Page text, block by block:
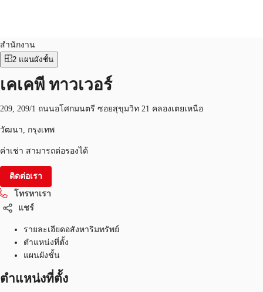
พื้นที่สำนักงาน
เฟล็กสเปซ
บทความที่น่าสนใจ
เกี่ยวกับ JLL
อสังหาริมทรัพย์ที่บันทึกไว้
TH
+6626246471 ติดต่อเรา
สำนักงาน
2 แผนผังชั้น
เคเคพี ทาวเวอร์
209, 209/1 ถนนอโศกมนตรี ซอยสุขุมวิท 21 คลองเตยเหนือ
วัฒนา, กรุงเทพ
ค่าเช่า สามารถต่อรองได้
ติดต่อเรา
โทรหาเรา
แชร์
รายละเอียดอสังหาริมทรัพย์
ตำแหน่งที่ตั้ง
แผนผังชั้น
ตำแหน่งที่ตั้ง